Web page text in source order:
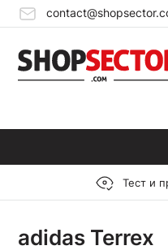
Тест и
adidas Terrex